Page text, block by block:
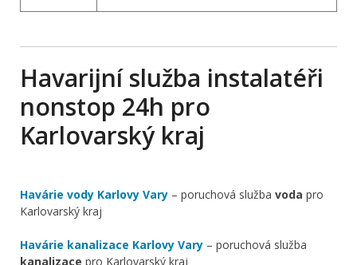
Havarijní služba instalatéři
nonstop 24h pro
Karlovarský kraj
Havárie vody Karlovy Vary – poruchová služba voda pro
Karlovarský kraj
Havárie kanalizace Karlovy Vary – poruchová služba
kanalizace pro Karlovarský kraj